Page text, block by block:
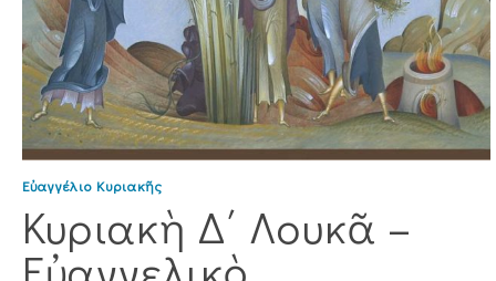
Εὐαγγέλιο Κυριακῆς
Κυριακὴ Δ΄ Λουκᾶ –